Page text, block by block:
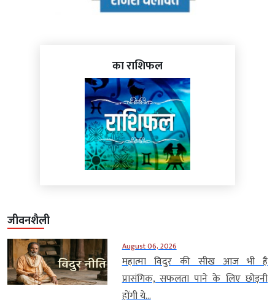
का राशिफल
जीवनशैली
August 06, 2026
महात्मा विदुर की सीख आज भी है
प्रासंगिक, सफलता पाने के लिए छोड़नी
होंगी ये...